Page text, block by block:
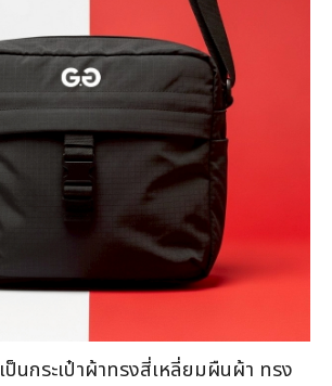
เป็นกระเป๋าผ้าทรงสี่เหลี่ยมผืนผ้า ทรง